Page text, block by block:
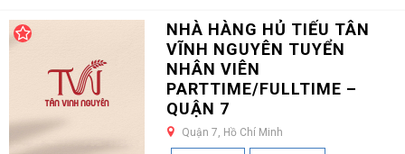
NHÀ HÀNG HỦ TIẾU TÂN
VĨNH NGUYÊN TUYỂN
NHÂN VIÊN
PARTTIME/FULLTIME –
QUẬN 7
Quận 7, Hồ Chí Minh